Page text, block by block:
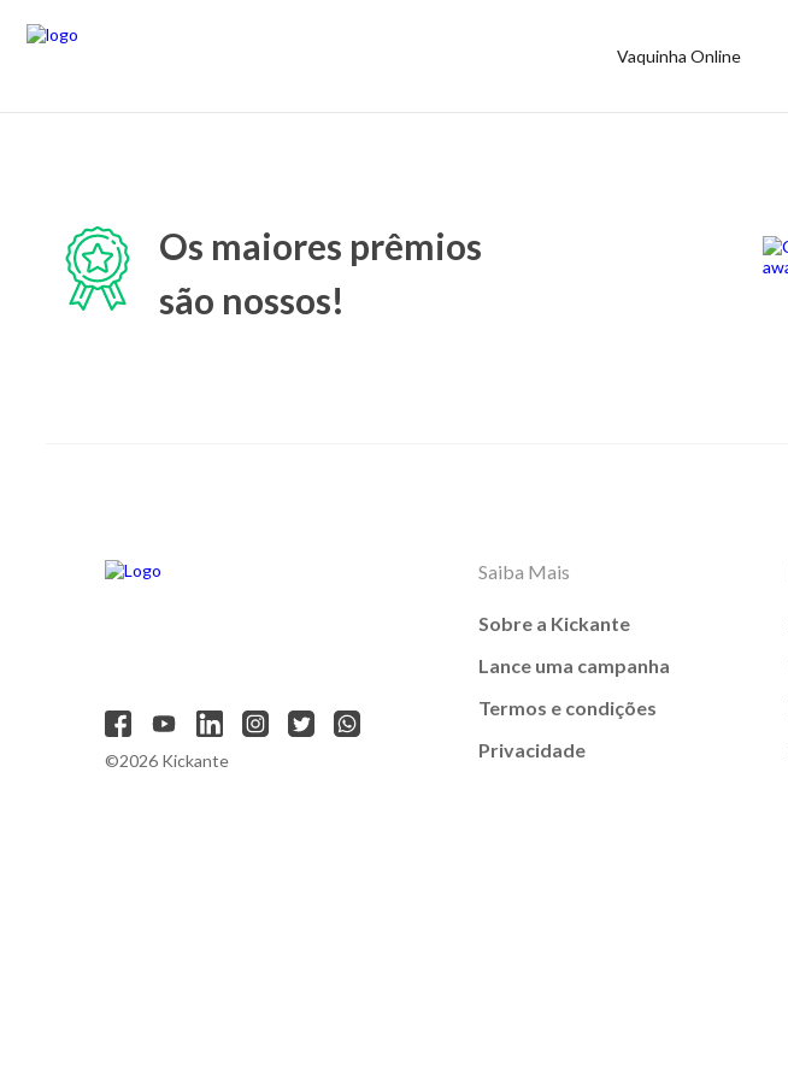
Vaquinha Online
Os maiores prêmios
são nossos!
©2026 Kickante
Saiba Mais
Sobre a Kickante
Lance uma campanha
Termos e condições
Privacidade